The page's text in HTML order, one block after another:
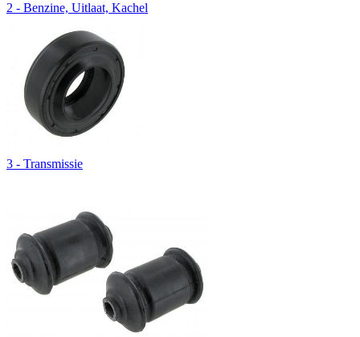
2 - Benzine, Uitlaat, Kachel
3 - Transmissie